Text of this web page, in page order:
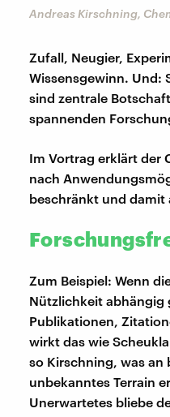
Andreas Kirschning,
Zufall, Neugier,
Wissensgewinn. Und:
sind zentrale
spannenden
Im Vortrag erklärt der
nach
beschränkt und damit
Zum Beispiel: Wenn
Nützlichkeit abhängig
Publikationen,
wirkt das wie
so Kirschning, was an
unbekanntes Terrain
Unerwartetes bliebe